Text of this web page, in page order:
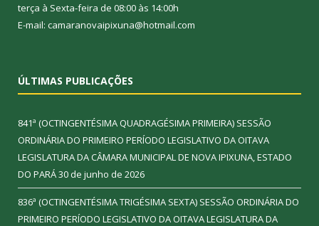
terça à Sexta-feira de 08:00 às 14:00h
E-mail: camaranovaipixuna@hotmail.com
ÚLTIMAS PUBLICAÇÕES
841ª (OCTINGENTÉSIMA QUADRAGÉSIMA PRIMEIRA) SESSÃO
ORDINÁRIA DO PRIMEIRO PERÍODO LEGISLATIVO DA OITAVA
LEGISLATURA DA CÂMARA MUNICIPAL DE NOVA IPIXUNA, ESTADO
DO PARÁ30 de junho de 2026
836ª (OCTINGENTÉSIMA TRIGÉSIMA SEXTA) SESSÃO ORDINÁRIA DO
PRIMEIRO PERÍODO LEGISLATIVO DA OITAVA LEGISLATURA DA